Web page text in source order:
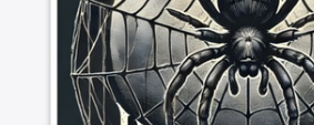
Überall verkaufen
Etwas verkaufen
Mug
15,99 $